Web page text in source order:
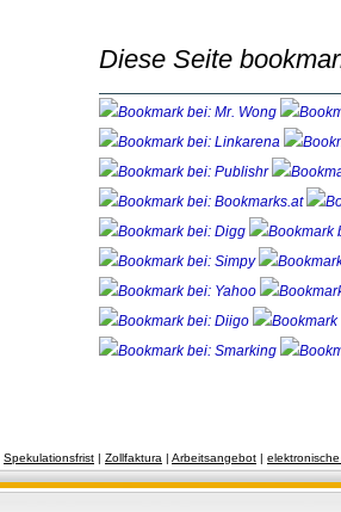
Diese Seite
Spekulationsfrist | Zollfaktura | Arbeitsangebot |